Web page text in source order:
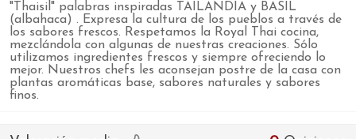
"Thaisil" palabras inspiradas TAILANDIA y BASIL
(albahaca) . Expresa la cultura de los pueblos a través de
los sabores frescos. Respetamos la Royal Thai cocina,
mezclándola con algunas de nuestras creaciones. Sólo
utilizamos ingredientes frescos y siempre ofreciendo lo
mejor. Nuestros chefs les aconsejan postre de la casa con
plantas aromáticas base, sabores naturales y sabores
finos.